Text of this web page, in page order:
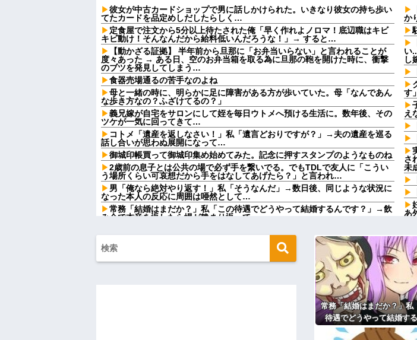
彼女が中古カードショップで男に話しかけられた。いきなり彼女の持ち歩い
てたカードを品定めしだしたらしく…
定食屋で注文から5分以上待たされた俺「早く作れよノロマ！底辺職はキビ
キビ動け！そんなんだから給料低いんだろうな！」→ すると…
【動かざる証拠】 半年前から旦那に「お弁当いらない」と言われることが
度々あった → ある日、空のお弁当箱を取る為に旦那の鞄を開けた時に、衝撃
のブツを発見してしまう…
食器売場通るの苦手なのよね
母と一緒の時に、明らかに足に障害がある方が歩いていた。母「なんであん
な歩き方なの？ふざけてるの？」
義兄嫁が自宅をサロンにして姪を毎日ウトメへ預ける生活に。数年後、その
ツケが一気に回ってきて…
コトメ「遺産を返しなさい！」私「遺言どおりですが？」→夫の遺産を巡る
話し合いが思わぬ展開になって…
御城印帳買って御城印集め始めてみた。記念に押すスタンプのようなものね
2歳前の息子とは公共の場で必ず手を繋いでる。でもTDLで友人に「こうい
う場所くらい可哀想だから手をはなしてあげたら？」と言われ…
男「俺なら絶対やり返す！」私「そうなんだ」→数日後、同じような状況に
なった本人の反応に周囲は唖然として…
常務「結婚はまだか？」私「この待遇でどうやって結婚するんです？」→飲
み会で本音を返したら場が静まり返って…
てるのかと思い注意しようと振り向こうとしたら耳元でハサミの音がした！...
ワイ手取り15万正社員→副業でウーバーやってるんやが金がない
祭りって謎だよな、誰が神輿担いでるの？屋台出店してる奴らは誰の許可を
【悲報】大卒初任給600万の時代へwwwwwwwwwwwwwwwwwww
【画像】タトゥーだらけの美人海鮮料理人、現る！！←コレはセクシー過ぎ
【速報】NHK職員が番組出演タレントから性被害！？←コレマジならヤバく
か
い
し
す
え
さ
未
あ
６
う
常務「結婚はまだか？」私
待遇でどうやって結婚す
す？」→飲み会で本音を返